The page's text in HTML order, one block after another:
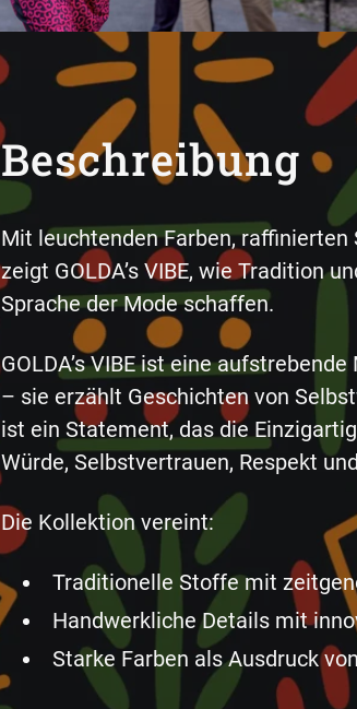
Beschreibung
Mit leuchtenden Farben,
zeigt GOLDA’s VIBE, wie Tradition
Sprache der Mode schaffen.
GOLDA’s VIBE ist eine
– sie erzählt Geschichten von
ist ein Statement, das die
Würde, Selbstvertrauen, Respekt
Die Kollektion vereint:
Traditionelle Stoffe mit
Handwerkliche Details mit
Starke Farben als Ausdruck